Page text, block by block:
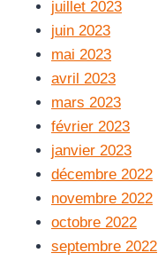
juillet 2023
juin 2023
mai 2023
avril 2023
mars 2023
février 2023
janvier 2023
décembre 2022
novembre 2022
octobre 2022
septembre 2022